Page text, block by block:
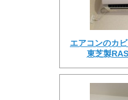
エアコンのカ
東芝製